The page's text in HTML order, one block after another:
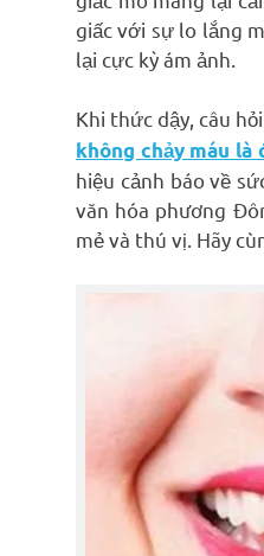
giấc với sự lo lắng
lại cực kỳ ám ảnh.
Khi thức dậy, câu
không chảy máu là
hiệu cảnh báo về
văn hóa phương
mẻ và thú vị. Hãy